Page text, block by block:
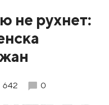
не рухнет:
642 0